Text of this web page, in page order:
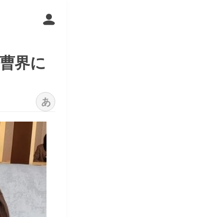
界に
あ